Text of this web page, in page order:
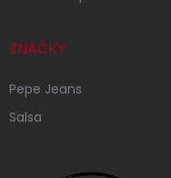
ZNAČKY
Pepe Jeans
Salsa